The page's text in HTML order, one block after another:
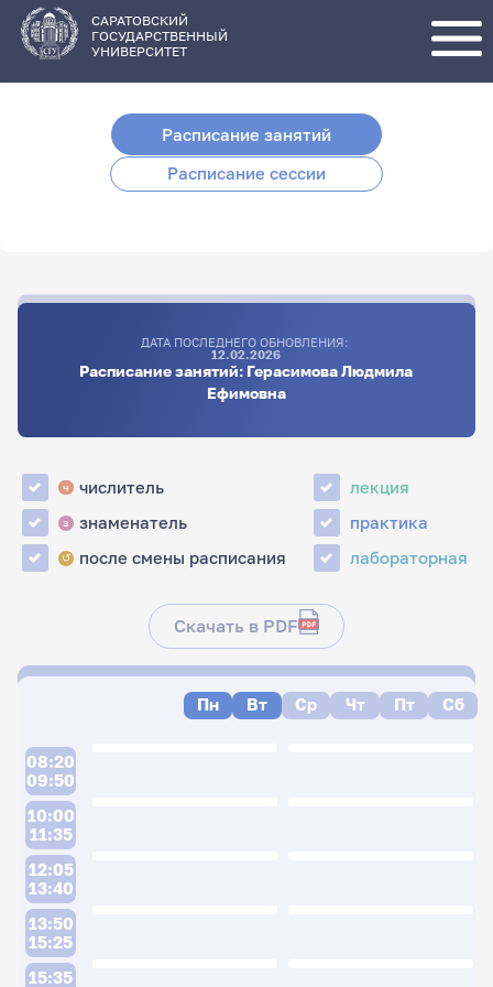
основному
содержанию
САРАТОВСКИЙ
ГОСУДАРСТВЕННЫЙ
УНИВЕРСИТЕТ
Расписание занятий
Расписание сессии
ДАТА ПОСЛЕДНЕГО ОБНОВЛЕНИЯ:
12.02.2026
Расписание занятий: Герасимова Людмила
Ефимовна
ч числитель
з знаменатель
↺ после смены расписания
лекция
практика
лабораторная
Скачать в PDF
Пн Вт Ср Чт Пт Сб
08:20
09:50
10:00
11:35
12:05
13:40
13:50
15:25
15:35